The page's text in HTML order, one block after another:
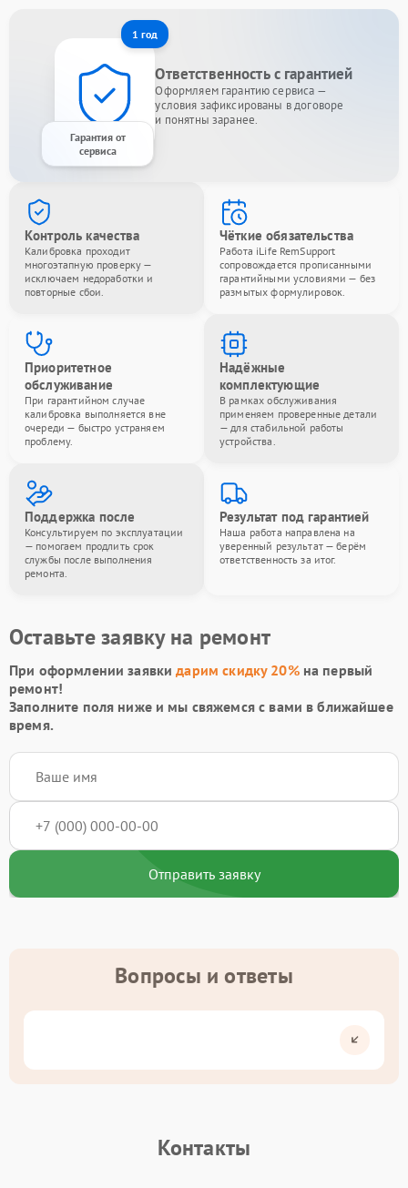
1 год
Гарантия от
сервиса
Ответственность с гарантией
Оформляем гарантию сервиса —
условия зафиксированы в договоре
и понятны заранее.
Контроль качества
Калибровка проходит
многоэтапную проверку —
исключаем недоработки и
повторные сбои.
Чёткие обязательства
Работа iLife RemSupport
сопровождается прописанными
гарантийными условиями — без
размытых формулировок.
Приоритетное
обслуживание
При гарантийном случае
калибровка выполняется вне
очереди — быстро устраняем
проблему.
Надёжные
комплектующие
В рамках обслуживания
применяем проверенные детали
— для стабильной работы
устройства.
Поддержка после
Консультируем по эксплуатации
— помогаем продлить срок
службы после выполнения
ремонта.
Результат под гарантией
Наша работа направлена на
уверенный результат — берём
ответственность за итог.
Оставьте заявку на ремонт
При оформлении заявкидарим скидку 20%на первый
ремонт!
Заполните поля ниже и мы свяжемся с вами в ближайшее
время.
Отправить заявку
Вопросы и ответы
Контакты